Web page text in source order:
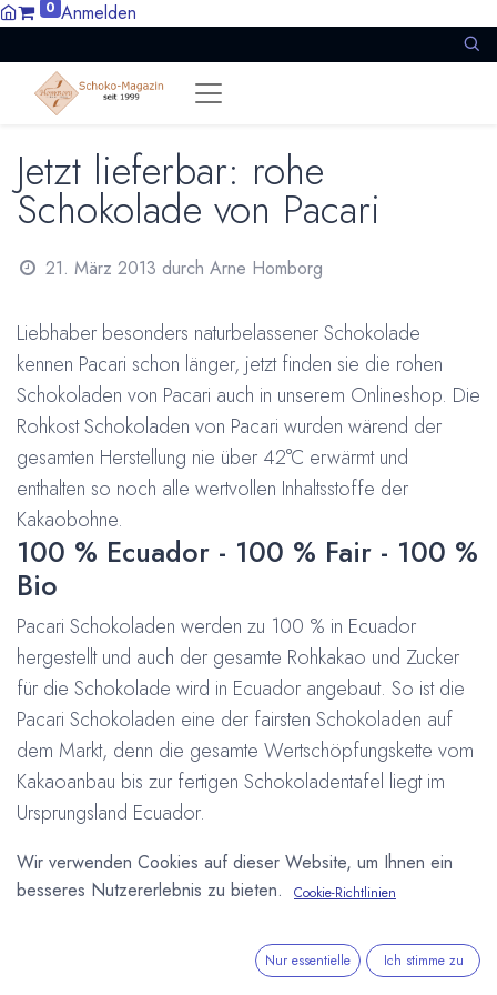
0 Anmelden
Jetzt lieferbar: rohe
Schokolade von Pacari
21. März 2013 durch Arne Homborg
Liebhaber besonders naturbelassener Schokolade
kennen Pacari schon länger, jetzt finden sie die rohen
Schokoladen von Pacari auch in unserem Onlineshop. Die
Rohkost Schokoladen von Pacari wurden wärend der
gesamten Herstellung nie über 42°C erwärmt und
enthalten so noch alle wertvollen Inhaltsstoffe der
Kakaobohne.
100 % Ecuador - 100 % Fair - 100 %
Bio
Pacari Schokoladen werden zu 100 % in Ecuador
hergestellt und auch der gesamte Rohkakao und Zucker
für die Schokolade wird in Ecuador angebaut. So ist die
Pacari Schokoladen eine der fairsten Schokoladen auf
dem Markt, denn die gesamte Wertschöpfungskette vom
Kakaoanbau bis zur fertigen Schokoladentafel liegt im
Ursprungsland Ecuador.
Jahren groß geschrieben. Doch das Unternehmen geht
weit und so ist inzwischen ein großer Teil des Sortimentes
zusätzlich von Demeter zertifiziert.
Pure Schokolade und Dragees
Wir verwenden Cookies auf dieser Website, um Ihnen ein
besseres Nutzererlebnis zu bieten.
Cookie-Richtlinien
Nur essentielle Ich stimme zu